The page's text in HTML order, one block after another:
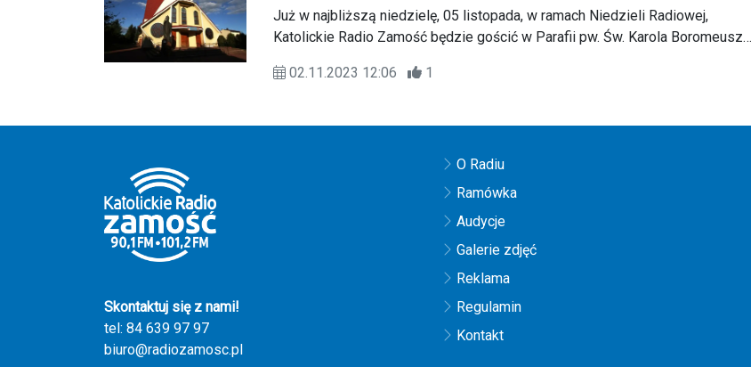
Już w najbliższą niedzielę, 05 listopada, w ramach Niedzieli Radiowej,
Katolickie Radio Zamość będzie gościć w Parafii pw. Św. Karola Boromeusza
02.11.2023 12:06
1
Skontaktuj się z nami!
tel: 84 639 97 97
biuro@radiozamosc.pl
O Radiu
Ramówka
Audycje
Galerie zdjęć
Reklama
Regulamin
Kontakt